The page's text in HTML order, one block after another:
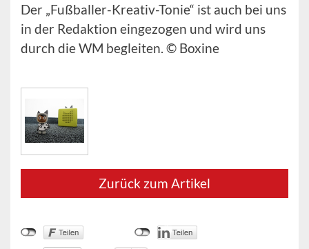
Der „Fußballer-Kreativ-Tonie“ ist auch bei uns
in der Redaktion eingezogen und wird uns
durch die WM begleiten. © Boxine
Zurück zum Artikel